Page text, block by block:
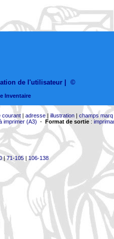
de l'utilisateur ©
Inventaire
courant| adresse| illustration| champs marq
imprimer (A3) - Format de sortie:
|71-105| 106-138